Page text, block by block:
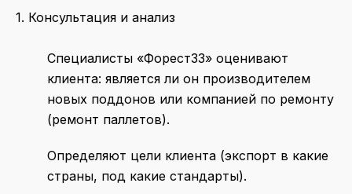
1. Консультация и анализ
Специалисты «Форест33» оценивают
клиента: является ли он производителем
новых поддонов или компанией по ремонту
(ремонт паллетов).
Определяют цели клиента (экспорт в какие
страны, под какие стандарты).